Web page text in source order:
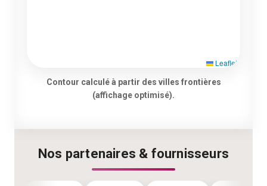
Leaflet
Contour calculé à partir des villes frontières
(affichage optimisé).
Nos partenaires & fournisseurs